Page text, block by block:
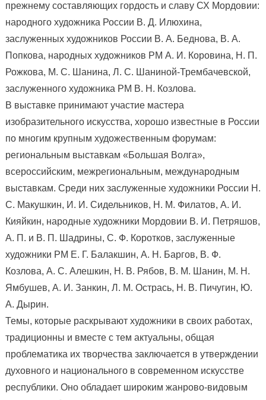
прежнему составляющих гордость и славу СХ Мордовии:
народного художника России В. Д. Илюхина,
заслуженных художников России В. А. Беднова, В. А.
Попкова, народных художников РМ А. И. Коровина, Н. П.
Рожкова, М. С. Шанина, Л. С. Шаниной-Трембачевской,
заслуженного художника РМ В. Н. Козлова.
В выставке принимают участие мастера
изобразительного искусства, хорошо известные в России
по многим крупным художественным форумам:
региональным выставкам «Большая Волга»,
всероссийским, межрегиональным, международным
выставкам. Среди них заслуженные художники России Н.
С. Макушкин, И. И. Сидельников, Н. М. Филатов, А. И.
Кияйкин, народные художники Мордовии В. И. Петряшов,
А. П. и В. П. Шадрины, С. Ф. Коротков, заслуженные
художники РМ Е. Г. Балакшин, А. Н. Баргов, В. Ф.
Козлова, А. С. Алешкин, Н. В. Рябов, В. М. Шанин, М. Н.
Ямбушев, А. И. Занкин, Л. М. Острась, Н. В. Пичугин, Ю.
А. Дырин.
Темы, которые раскрывают художники в своих работах,
традиционны и вместе с тем актуальны, общая
проблематика их творчества заключается в утверждении
духовного и национального в современном искусстве
республики. Оно обладает широким жанрово-видовым